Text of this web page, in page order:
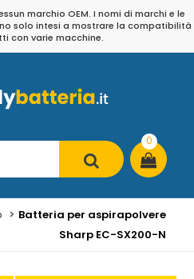
marchio OEM. I nomi di marchi e le
solo intesi a mostrare la compatibilità
con varie macchine.
0
Batteria per aspirapolvere
Sharp EC-SX200-N